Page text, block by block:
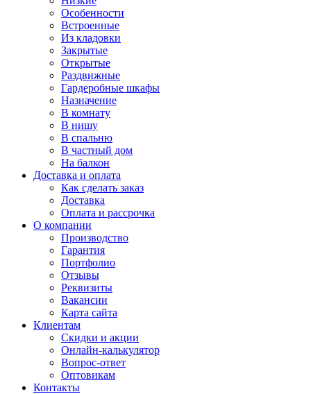
Особенности
Встроенные
Из кладовки
Закрытые
Открытые
Раздвижные
Гардеробные шкафы
Назначение
В комнату
В нишу
В спальню
В частный дом
На балкон
Доставка и оплата
Как сделать заказ
Доставка
Оплата и рассрочка
О компании
Производство
Гарантия
Портфолио
Отзывы
Реквизиты
Вакансии
Карта сайта
Клиентам
Скидки и акции
Онлайн-калькулятор
Вопрос-ответ
Оптовикам
Контакты